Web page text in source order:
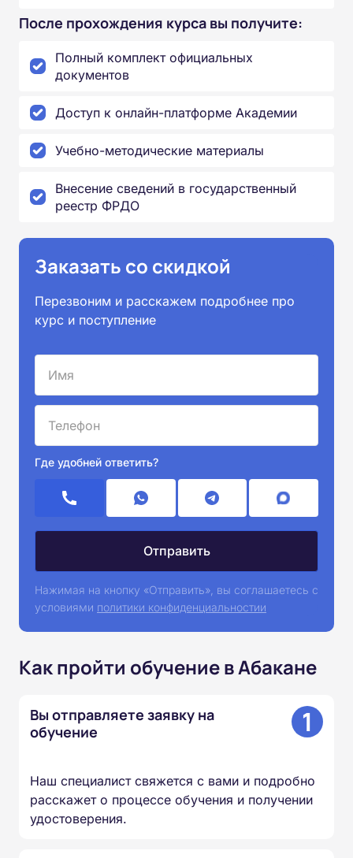
После прохождения курса вы получите:
Полный комплект официальных
документов
Доступ к онлайн-платформе Академии
Учебно-методические материалы
Внесение сведений в государственный
реестр ФРДО
Заказать со скидкой
Перезвоним и расскажем подробнее про
курс и поступление
Где удобней ответить?
Нажимая на кнопку «Отправить», вы соглашаетесь с
условиями политики конфиденциальностии
Как пройти обучение в Абакане
Вы отправляете заявку на
обучение
1
Наш специалист свяжется с вами и подробно
расскажет о процессе обучения и получении
удостоверения.